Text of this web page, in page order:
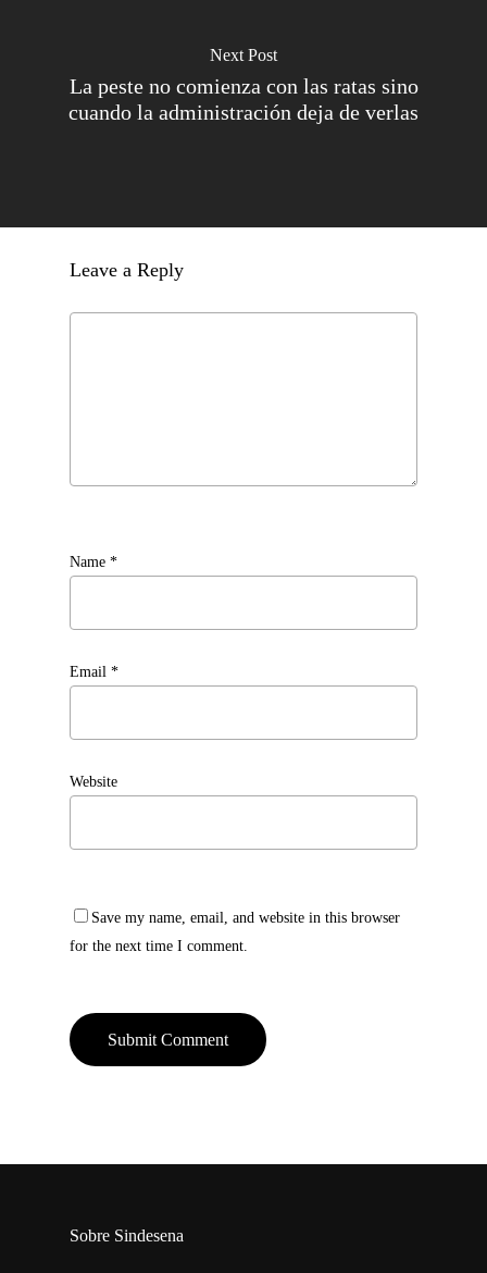
Next Post
La peste no comienza con las ratas sino
cuando la administración deja de verlas
Leave a Reply
Name *
Email *
Website
Save my name, email, and website in this browser
for the next time I comment.
Sobre Sindesena